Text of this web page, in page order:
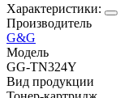
Характеристики:
Производитель
G&G
Модель
GG-TN324Y
Вид продукции